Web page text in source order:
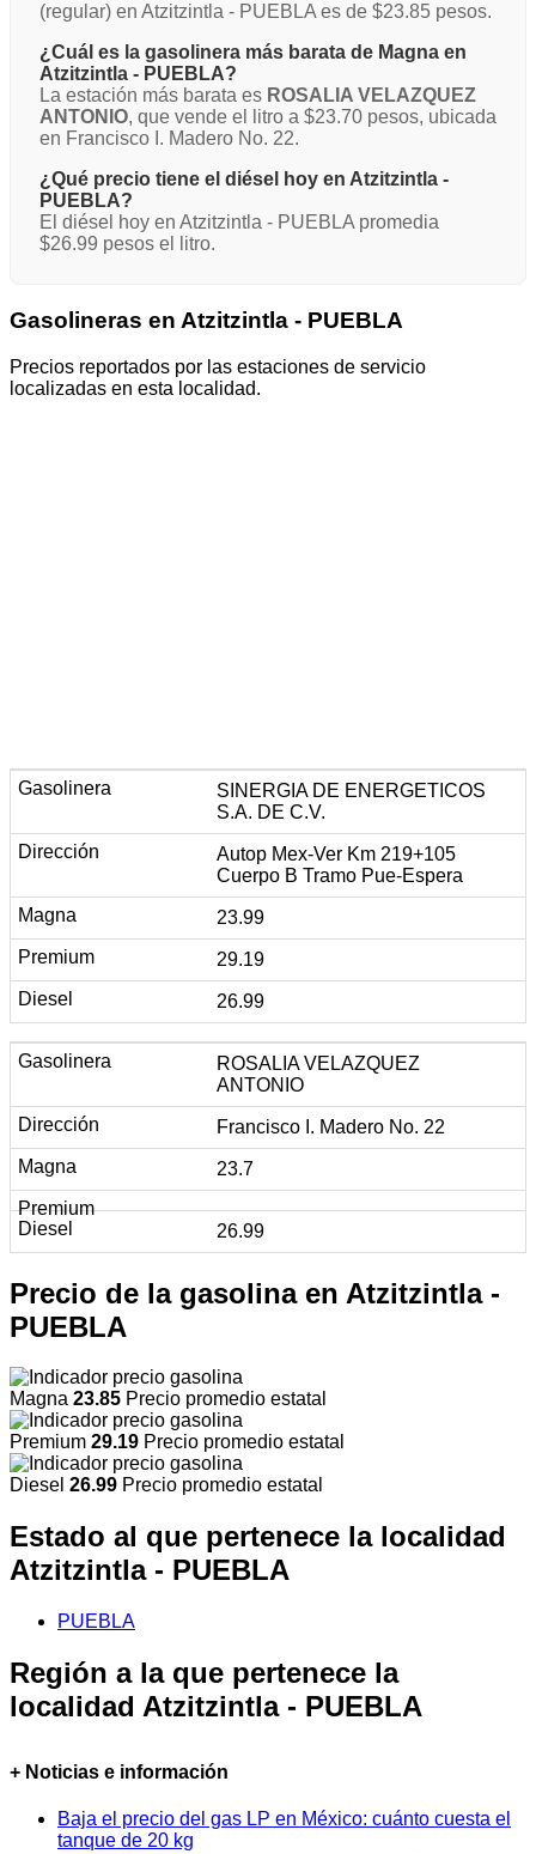
(regular) en Atzitzintla - PUEBLA es de $23.85 pesos.
¿Cuál es la gasolinera más barata de Magna en
Atzitzintla - PUEBLA?
La estación más barata es ROSALIA VELAZQUEZ
ANTONIO, que vende el litro a $23.70 pesos, ubicada
en Francisco I. Madero No. 22.
¿Qué precio tiene el diésel hoy en Atzitzintla -
PUEBLA?
El diésel hoy en Atzitzintla - PUEBLA promedia
$26.99 pesos el litro.
Gasolineras en Atzitzintla - PUEBLA
Precios reportados por las estaciones de servicio
localizadas en esta localidad.
SINERGIA DE ENERGETICOS
S.A. DE C.V.
Autop Mex-Ver Km 219+105
Cuerpo B Tramo Pue-Espera
23.99
29.19
26.99
ROSALIA VELAZQUEZ
ANTONIO
Francisco I. Madero No. 22
23.7
26.99
Precio de la gasolina en Atzitzintla -
PUEBLA
Magna 23.85 Precio promedio estatal
Premium 29.19 Precio promedio estatal
Diesel 26.99 Precio promedio estatal
Estado al que pertenece la localidad
Atzitzintla - PUEBLA
PUEBLA
Región a la que pertenece la
localidad Atzitzintla - PUEBLA
+ Noticias e información
Baja el precio del gas LP en México: cuánto cuesta el
tanque de 20 kg